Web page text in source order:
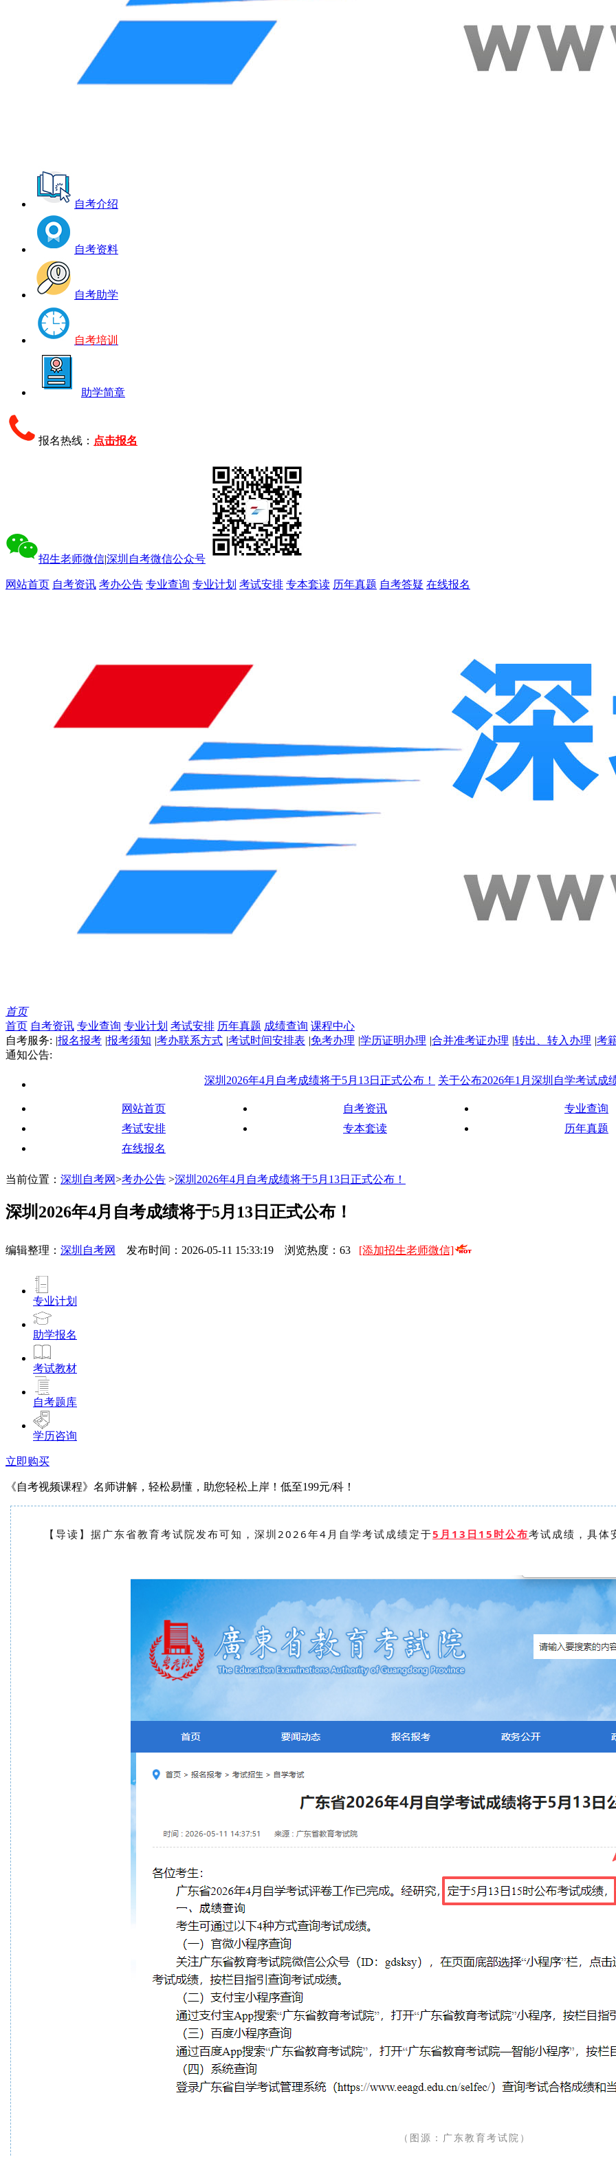
自考介绍
自考资料
自考助学
自考培训
助学简章
报名热线： 点击报名
招生老师微信|深圳自考微信公众号
网站首页 自考资讯 考办公告 专业查询 专业计划 考试安排 专本套读 历年真题 自考答疑 在线报名
首页
首页 自考资讯 专业查询 专业计划 考试安排 历年真题 成绩查询 课程中心
自考服务: |报名报考 |报考须知 |考办联系方式 |考试时间安排表 |免考办理 |学历证明办理 |合并准考证办理 |转出、转入办理 |考
通知公告:
深圳2026年4月自考成绩将于5月13日正式公布！ 关于公布2026年1月深圳自学考试成绩的通知！
网站首页 自考资讯 专业查询
考试安排
专本套读 历年真题
在线报名
当前位置： 深圳自考网>考办公告 >深圳2026年4月自考成绩将于5月13日正式公布！
深圳2026年4月自考成绩将于5月13日正式公布！
编辑整理： 深圳自考网 发布时间：2026-05-11 15:33:19 浏览热度： 63 [添加招生老师微信]
专业计划
助学报名
考试教材
自考题库
学历咨询
立即购买
《自考视频课程》名师讲解，轻松易懂，助您轻松上岸！低至199元/科！
【导读】据广东省教育考试院发布可知，深圳2026年4月自学考试成绩定于5月13日15时公布考试成绩，具体
（图源：广东教育考试院）